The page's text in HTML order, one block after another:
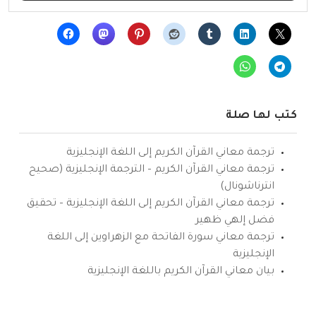
كتب لها صلة
ترجمة معاني القرآن الكريم إلى اللغة الإنجليزية
ترجمة معاني القرآن الكريم – الترجمة الإنجليزية (صحيح
انترناشونال)
ترجمة معاني القرآن الكريم إلى اللغة الإنجليزية – تحقيق
فضل إلهي ظهير
ترجمة معاني سورة الفاتحة مع الزهراوين إلى اللغة
الإنجليزية
بيان معاني القرآن الكريم باللغة الإنجليزية